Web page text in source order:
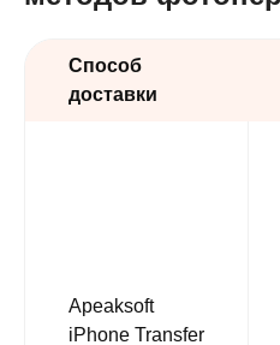
Способ
доставки
Apeaksoft
iPhone Transfer